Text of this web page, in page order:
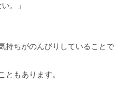
。」
持ちがのんびりしていることで
ともあります。